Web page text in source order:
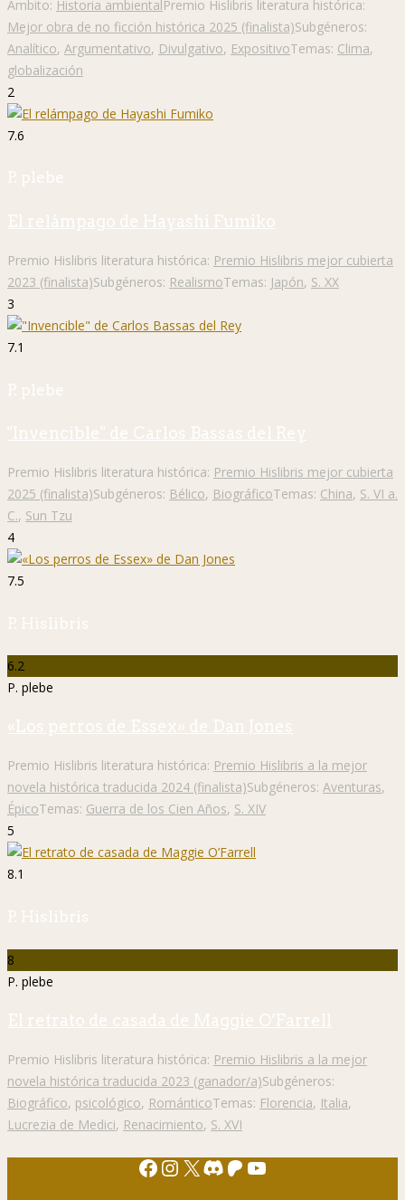
Ámbito: Historia ambiental Premio Hislibris literatura histórica:
Mejor obra de no ficción histórica 2025 (finalista)Subgéneros:
Analítico, Argumentativo, Divulgativo, ExpositivoTemas: Clima,
globalización
2
7.6
P. plebe
El relámpago de Hayashi Fumiko
Premio Hislibris literatura histórica: Premio Hislibris mejor cubierta
2023 (finalista)Subgéneros: RealismoTemas: Japón, S. XX
3
7.1
P. plebe
"Invencible" de Carlos Bassas del Rey
Premio Hislibris literatura histórica: Premio Hislibris mejor cubierta
2025 (finalista)Subgéneros: Bélico, BiográficoTemas: China, S. VI a.
C., Sun Tzu
4
7.5
P. Hislibris
6.2
P. plebe
«Los perros de Essex» de Dan Jones
Premio Hislibris literatura histórica: Premio Hislibris a la mejor
novela histórica traducida 2024 (finalista)Subgéneros: Aventuras,
ÉpicoTemas: Guerra de los Cien Años, S. XIV
5
8.1
P. Hislibris
8
P. plebe
El retrato de casada de Maggie O’Farrell
Premio Hislibris literatura histórica: Premio Hislibris a la mejor
novela histórica traducida 2023 (ganador/a)Subgéneros:
Biográfico, psicológico, RománticoTemas: Florencia, Italia,
Lucrezia de Medici, Renacimiento, S. XVI
Facebook
Instagram
X Discord
Patreon
YouTube